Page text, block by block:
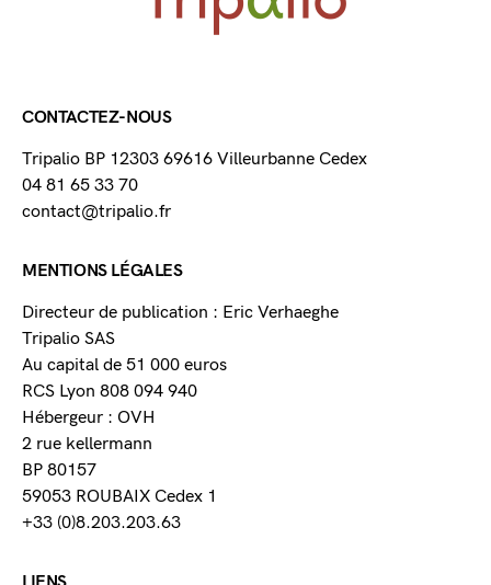
CONTACTEZ-NOUS
Tripalio BP 12303 69616 Villeurbanne Cedex
04 81 65 33 70
contact@tripalio.fr
MENTIONS LÉGALES
Directeur de publication : Eric Verhaeghe
Tripalio SAS
Au capital de 51 000 euros
RCS Lyon 808 094 940
Hébergeur : OVH
2 rue kellermann
BP 80157
59053 ROUBAIX Cedex 1
+33 (0)8.203.203.63